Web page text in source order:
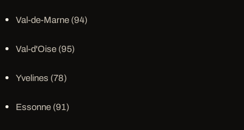
Val-de-Marne (94)
Val-d'Oise (95)
Yvelines (78)
Essonne (91)